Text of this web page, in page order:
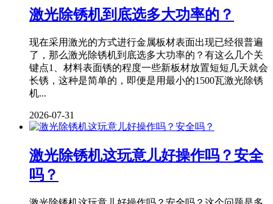
激光除锈机到底选多大功率的？
现在采用激光的方式进行金属板材表面出现已经很普遍
了，那么激光除锈机到底选多大功率的？有这么几个关
键点1、材料表面锈的程度一些新板材放置短短几天就会
长锈，这种是简单的，即便是用最小的1500瓦激光除锈
机...
2026-07-31
激光除锈机这玩意儿好操作吗？安全
吗？